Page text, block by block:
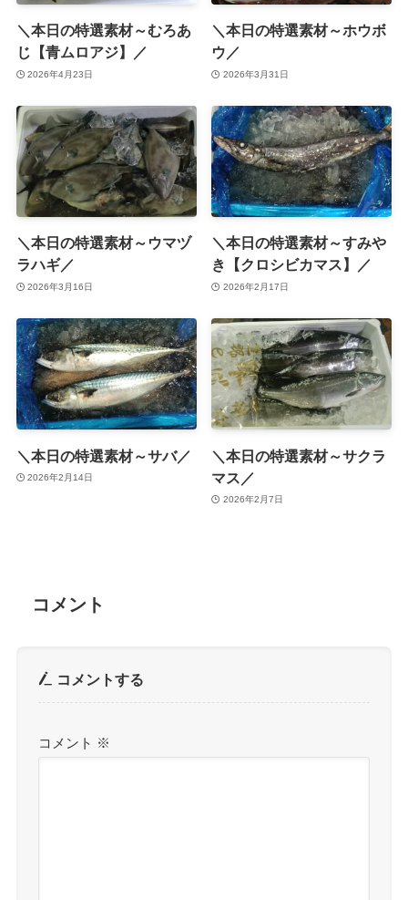
＼本日の特選素材～むろあ
じ【青ムロアジ】／
2026年4月23日
＼本日の特選素材～ホウボ
ウ／
2026年3月31日
＼本日の特選素材～ウマヅ
ラハギ／
2026年3月16日
＼本日の特選素材～すみや
き【クロシビカマス】／
2026年2月17日
＼本日の特選素材～サバ／
2026年2月14日
＼本日の特選素材～サクラ
マス／
2026年2月7日
コメント
コメントする
コメント ※